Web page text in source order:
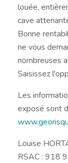
louée,
cave
Bonne
ne vous
nombreuses
Saisissez
Les
exposé sont
Louise
RSAC : 918